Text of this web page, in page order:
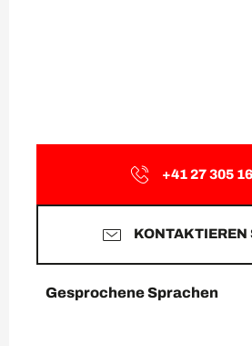
+41 27 305 16
KONTAKTIEREN
Gesprochene Sprachen
Gesprochene Sprachen